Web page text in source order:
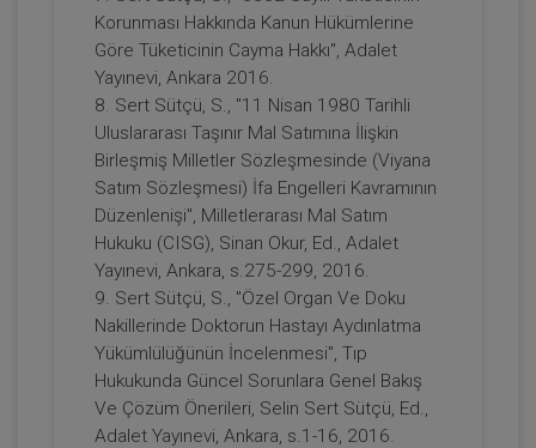
Tüketici Hukuku Enstitüsü
Medeni Usul Hukuku - II. Medeni Hukuk
Kongresi - VIII. Oturum Video Kaydı
360 TL Sepete Ekle
Korunması Hakkında Kanun Hükümlerine
Göre Tüketicinin Cayma Hakkı", Adalet
Yayınevi, Ankara 2016.
8. Sert Sütçü, S., "11 Nisan 1980 Tarihli
Uluslararası Taşınır Mal Satımına İlişkin
Birleşmiş Milletler Sözleşmesinde (Viyana
Satım Sözleşmesi) İfa Engelleri Kavramının
Düzenlenişi", Milletlerarası Mal Satım
Hukuku (CISG), Sinan Okur, Ed., Adalet
Yayınevi, Ankara, s.275-299, 2016.
9. Sert Sütçü, S., "Özel Organ Ve Doku
Nakillerinde Doktorun Hastayı Aydınlatma
Yükümlülüğünün İncelenmesi", Tıp
Hukukunda Güncel Sorunlara Genel Bakış
Ve Çözüm Önerileri, Selin Sert Sütçü, Ed.,
Adalet Yayınevi, Ankara, s.1-16, 2016.